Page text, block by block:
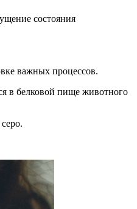
состояния
важных процессов.
в белковой пище животного